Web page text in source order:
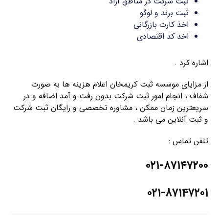
ثبت برند و لوگو
اخذ کارت بازرگانی
اخد کد اقتصادی
اشاره کرد .
از مزایای موسسه ثبت کریمخان اعلام هزینه ها به صورت
شفاف ، انجام امور ثبت شرکت بدون رفت و آمد اضافه و در
سریعترین زمان ممکن ، مشاوره تخصصی و رایگان ثبت شرکت
و ثبت آنلاین می باشد .
تلفن تماس :
۰۲۱-۸۷۱۴۷۲۰۰
۰۲۱-۸۷۱۴۷۲۰۱